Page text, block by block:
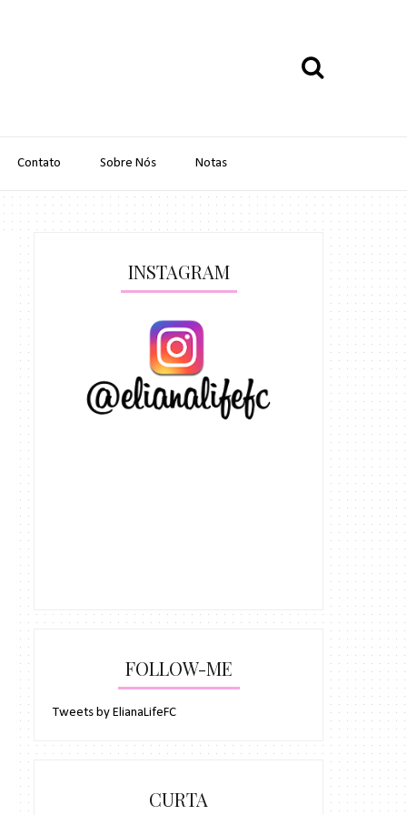
Contato Sobre Nós Notas
INSTAGRAM
FOLLOW-ME
Tweets by ElianaLifeFC
CURTA